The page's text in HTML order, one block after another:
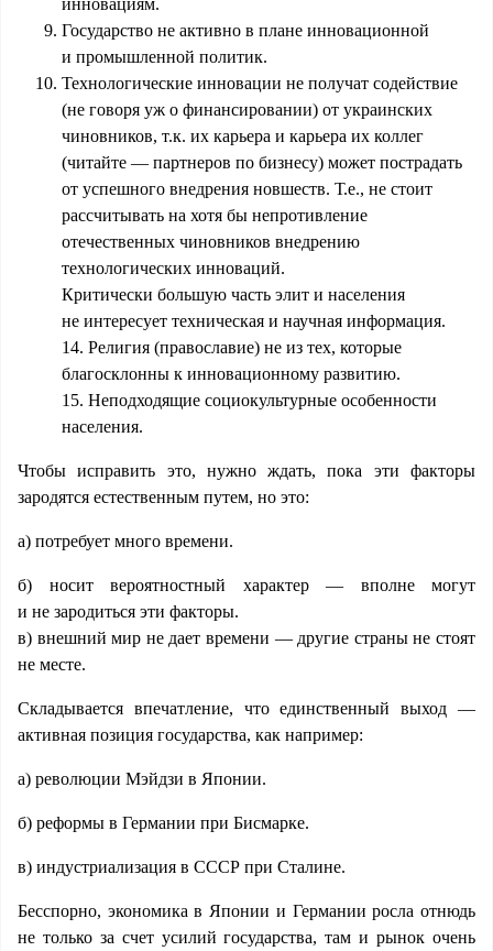
инновациям.
Государство не активно в плане инновационной
и промышленной политик.
Технологические инновации не получат содействие
(не говоря уж о финансировании) от украинских
чиновников, т.к. их карьера и карьера их коллег
(читайте — партнеров по бизнесу) может пострадать
от успешного внедрения новшеств. Т.е., не стоит
рассчитывать на хотя бы непротивление
отечественных чиновников внедрению
технологических инноваций.
Критически большую часть элит и населения
не интересует техническая и научная информация.
14. Религия (православие) не из тех, которые
благосклонны к инновационному развитию.
15. Неподходящие социокультурные особенности
населения.
Чтобы исправить это, нужно ждать, пока эти факторы
зародятся естественным путем, но это:
а) потребует много времени.
б) носит вероятностный характер — вполне могут
и не зародиться эти факторы.
в) внешний мир не дает времени — другие страны не стоят
не месте.
Складывается впечатление, что единственный выход —
активная позиция государства, как например:
а) революции Мэйдзи в Японии.
б) реформы в Германии при Бисмарке.
в) индустриализация в СССР при Сталине.
Бесспорно, экономика в Японии и Германии росла отнюдь
не только за счет усилий государства, там и рынок очень